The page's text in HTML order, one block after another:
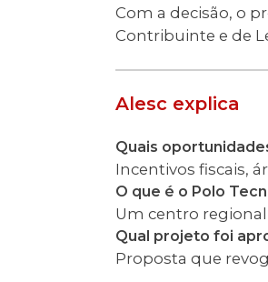
Com a decisão, o
Contribuinte e de
Alesc explica
Quais
Incentivos fiscais,
O que é o Polo
Um centro
Qual projeto foi
Proposta que